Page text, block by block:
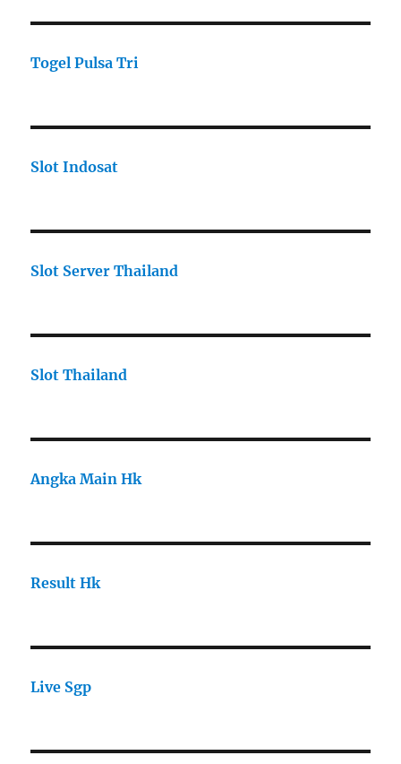
Togel Pulsa Tri
Slot Indosat
Slot Server Thailand
Slot Thailand
Angka Main Hk
Result Hk
Live Sgp